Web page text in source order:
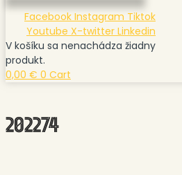
Facebook Instagram Tiktok
Youtube X-twitter Linkedin
V košíku sa nenachádza žiadny
produkt.
0,00 € 0 Cart
202274